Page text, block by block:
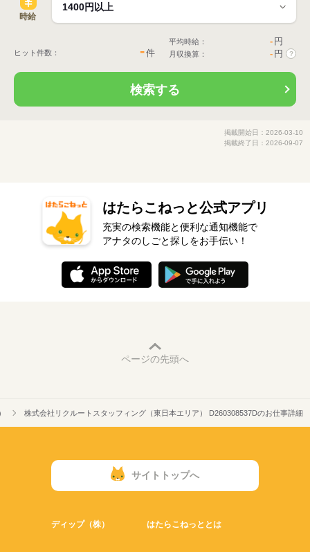
時給
ヒット件数： -件
平均時給： - 円
月収換算： - 円 ?
検索する
掲載開始日：2026-03-10
掲載終了日：2026-09-07
はたらこねっと公式アプリ
充実の検索機能と便利な通知機能で
アナタのしごと探しをお手伝い！
ページの先頭へ
株式会社リクルートスタッフィング（東日本エリア） D260308537Dのお仕事詳細
サイトトップへ
ディップ（株） はたらこねっととは